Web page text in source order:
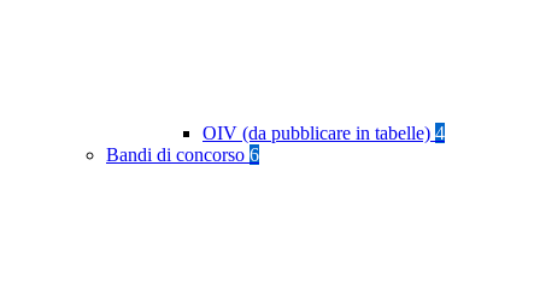
OIV (da pubblicare in tabelle) 4
Bandi di concorso 6